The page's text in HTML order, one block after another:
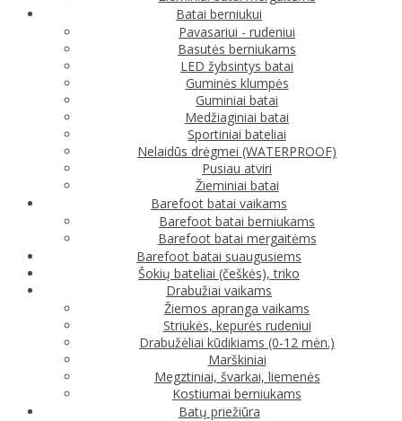
Batai berniukui
Pavasariui - rudeniui
Basutės berniukams
LED žybsintys batai
Guminės klumpės
Guminiai batai
Medžiaginiai batai
Sportiniai bateliai
Nelaidūs drėgmei (WATERPROOF)
Pusiau atviri
Žieminiai batai
Barefoot batai vaikams
Barefoot batai berniukams
Barefoot batai mergaitėms
Barefoot batai suaugusiems
Šokių bateliai (češkės), triko
Drabužiai vaikams
Žiemos apranga vaikams
Striukės, kepurės rudeniui
Drabužėliai kūdikiams (0-12 mėn.)
Marškiniai
Megztiniai, švarkai, liemenės
Kostiumai berniukams
Batų priežiūra